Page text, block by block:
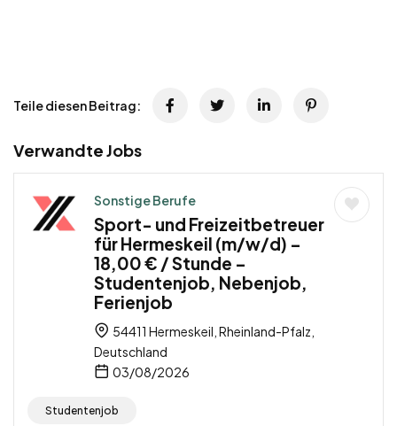
Teile diesen Beitrag:
Verwandte Jobs
Sonstige Berufe
Sport- und Freizeitbetreuer
für Hermeskeil (m/w/d) –
18,00 € / Stunde –
Studentenjob, Nebenjob,
Ferienjob
54411 Hermeskeil, Rheinland-Pfalz,
Deutschland
03/08/2026
Studentenjob